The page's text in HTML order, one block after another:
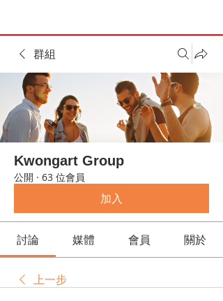
群組
Kwongart Group
公開 · 63 位會員
加入
討論 媒體 會員 關於
上一步